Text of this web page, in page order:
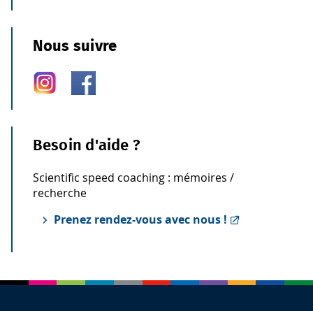
Nous suivre
Besoin d'aide ?
Scientific speed coaching : mémoires /
recherche
Prenez rendez-vous avec nous !